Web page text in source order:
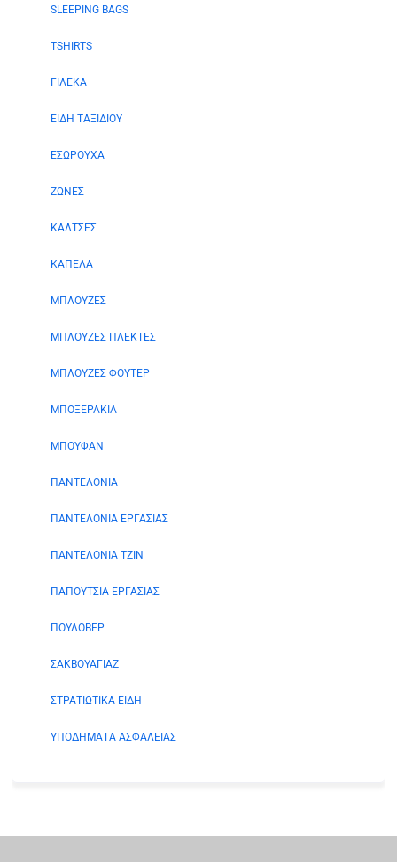
SLEEPING BAGS
TSHIRTS
ΓΙΛΕΚΑ
ΕΙΔΗ ΤΑΞΙΔΙΟΥ
ΕΣΩΡΟΥΧΑ
ΖΩΝΕΣ
ΚΑΛΤΣΕΣ
ΚΑΠΕΛΑ
ΜΠΛΟΥΖΕΣ
ΜΠΛΟΥΖΕΣ ΠΛΕΚΤΕΣ
ΜΠΛΟΥΖΕΣ ΦΟΥΤΕΡ
ΜΠΟΞΕΡΑΚΙΑ
ΜΠΟΥΦΑΝ
ΠΑΝΤΕΛΟΝΙΑ
ΠΑΝΤΕΛΟΝΙΑ ΕΡΓΑΣΙΑΣ
ΠΑΝΤΕΛΟΝΙΑ ΤΖΙΝ
ΠΑΠΟΥΤΣΙΑ ΕΡΓΑΣΙΑΣ
ΠΟΥΛΟΒΕΡ
ΣΑΚΒΟΥΑΓΙΑΖ
ΣΤΡΑΤΙΩΤΙΚΑ ΕΙΔΗ
ΥΠΟΔΗΜΑΤΑ ΑΣΦΑΛΕΙΑΣ